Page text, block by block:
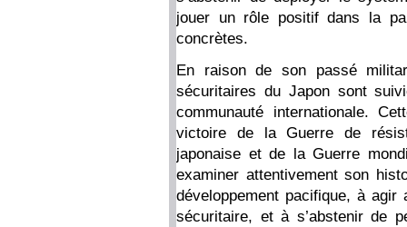
jouer un rôle positif dans la
concrètes.
En raison de son passé
sécuritaires du Japon sont
communauté internationale.
victoire de la Guerre de
japonaise et de la Guerre
examiner attentivement son
développement pacifique, à
sécuritaire, et à s’abstenir de